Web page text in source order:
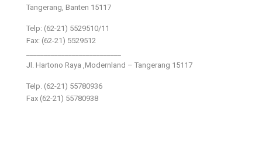
Tangerang, Banten 15117
Telp: (62-21) 5529510/11
Fax: (62-21) 5529512
Jl. Hartono Raya ,Modernland – Tangerang 15117
Telp. (62-21) 55780936
Fax (62-21) 55780938